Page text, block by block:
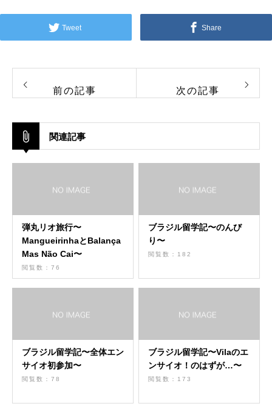
Tweet Share
前の記事 次の記事
関連記事
弾丸リオ旅行〜
MangueirinhaとBalança
Mas Não Cai〜
閲覧数：76
ブラジル留学記〜のんび
り〜
閲覧数：182
ブラジル留学記〜全体エン
サイオ初参加〜
閲覧数：78
ブラジル留学記〜Vilaのエ
ンサイオ！のはずが…〜
閲覧数：173